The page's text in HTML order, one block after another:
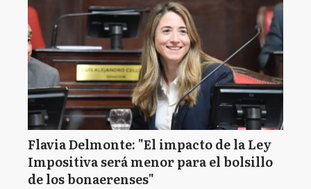
Flavia Delmonte: "El impacto de la Ley
Impositiva será menor para el bolsillo
de los bonaerenses"